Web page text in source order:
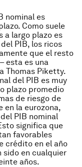
nominal es
Como suele
a largo plazo es
PIB, los ricos
que el resto
esta es una
Thomas Piketty.
del PIB es muy
plazo promedio
de riesgo de
en la eurozona,
PIB nominal
significa que
favorables
crédito en el año
sido en cualquier
años.